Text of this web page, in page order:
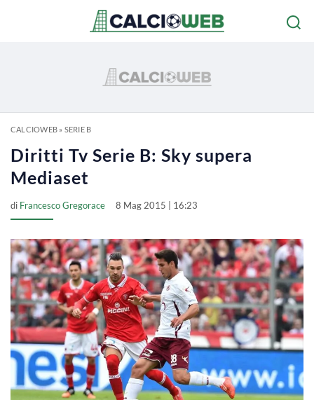
CALCIOWEB» SERIE B
Diritti Tv Serie B: Sky supera
Mediaset
di Francesco Gregorace 8 Mag 2015 | 16:23